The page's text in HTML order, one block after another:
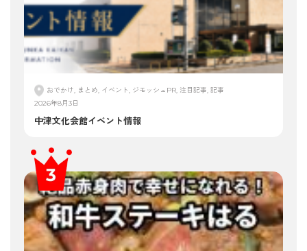
おでかけ, まとめ, イベント, ジモッシュPR, 注目記事, 記事
2026年8月3日
中津文化会館イベント情報